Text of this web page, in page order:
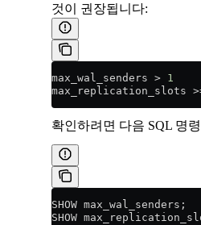
것이 권장됩니다:
max_wal_senders > 1
max_replication_slots
확인하려면 다음 SQL 명
SHOW max_wal_senders;
SHOW